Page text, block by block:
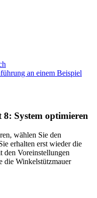
an einem Beispiel
System optimieren
wählen Sie den
erhalten erst wieder die
den Voreinstellungen
die Winkelstützmauer